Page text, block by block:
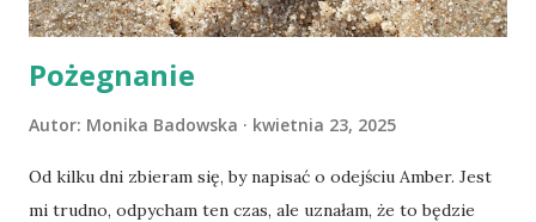
Pożegnanie
Autor: Monika Badowska kwietnia 23, 2025
Od kilku dni zbieram się, by napisać o odejściu Amber. Jest
mi trudno, odpycham ten czas, ale uznałam, że to będzie